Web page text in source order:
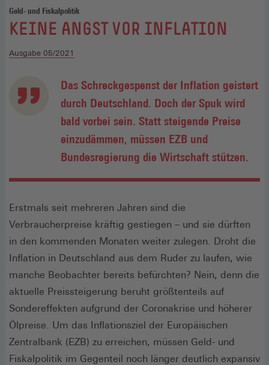
Geld- und Fiskalpolitik
:
KEINE ANGST VOR INFLATION
Ausgabe 05/2021
Das Schreckgespenst der Inflation geistert
durch Deutschland. Doch der Spuk wird
bald vorbei sein. Statt steigende Preise
einzudämmen, müssen EZB und
Bundesregierung die Wirtschaft stützen.
Erstmals seit mehreren Jahren sind die
Verbraucherpreise kräftig gestiegen – und sie dürften
in den kommenden Monaten weiter zulegen. Droht die
Inflation in Deutschland aus dem Ruder zu laufen, wie
manche Beobachter bereits befürchten? Nein, denn die
aktuelle Preissteigerung beruht größtenteils auf
Sondereffekten aufgrund der Coronakrise und höherer
Ölpreise. Um das Inflationsziel der Europäischen
Zentralbank (EZB) zu erreichen, müssen Geld- und
Fiskalpolitik im Gegenteil noch länger deutlich expansiv